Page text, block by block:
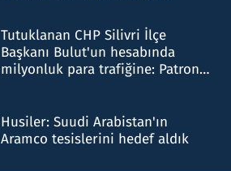
Tutuklanan CHP Silivri İlçe
Başkanı Bulut'un hesabında
milyonluk para trafiğine: Patron
Husiler: Suudi Arabistan'ın
Aramco tesislerini hedef aldık